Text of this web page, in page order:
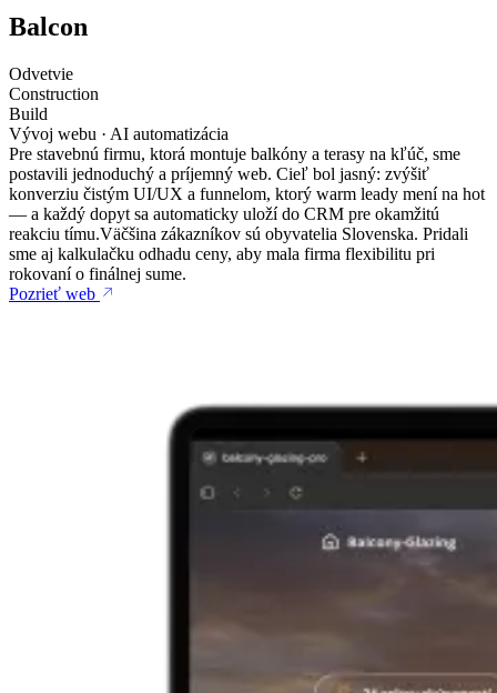
04Žurnál
06Kontakt
Balcon
Odvetvie
Construction
Build
Vývoj webu · AI automatizácia
Pre stavebnú firmu, ktorá montuje balkóny a terasy na kľúč, sme
postavili jednoduchý a príjemný web. Cieľ bol jasný: zvýšiť
konverziu čistým UI/UX a funnelom, ktorý warm leady mení na hot
— a každý dopyt sa automaticky uloží do CRM pre okamžitú
reakciu tímu.Väčšina zákazníkov sú obyvatelia Slovenska. Pridali
sme aj kalkulačku odhadu ceny, aby mala firma flexibilitu pri
rokovaní o finálnej sume.
Pozrieť web